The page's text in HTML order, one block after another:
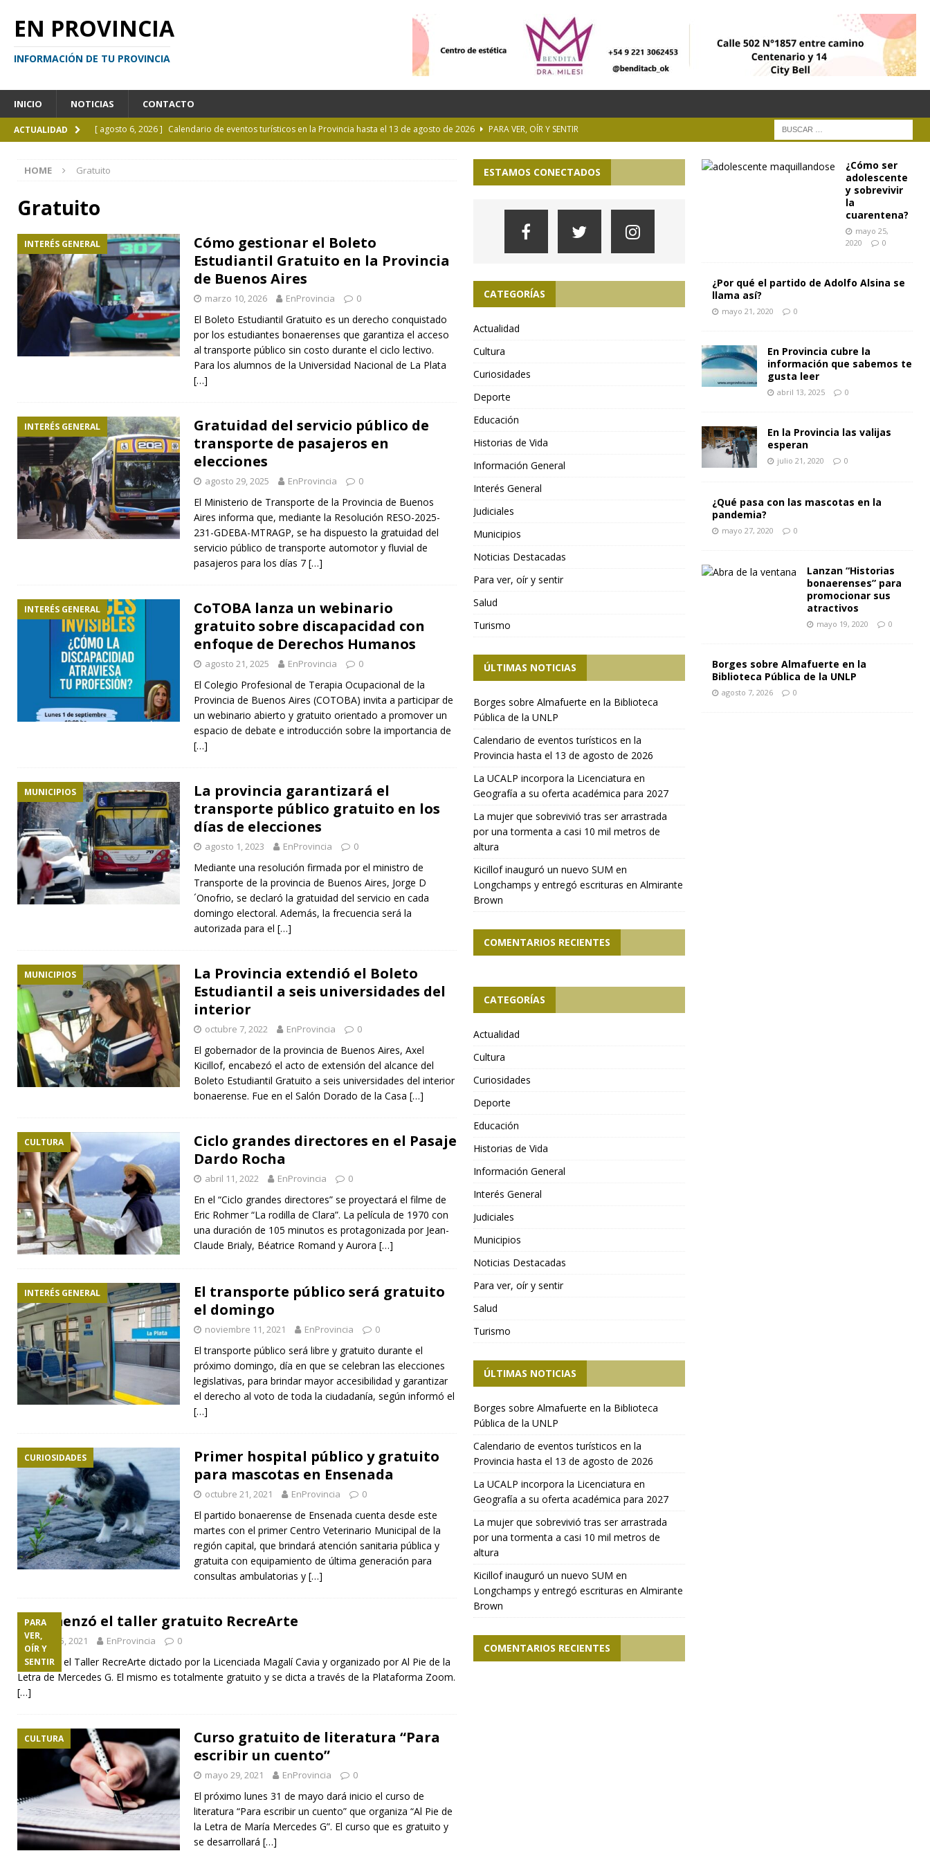
EN PROVINCIA
INFORMACIÓN DE TU PROVINCIA
INICIO NOTICIAS CONTACTO
ACTUALIDAD [ agosto 6, 2026 ] Calendario de eventos turísticos en la Provincia hasta el 13 de agosto de 2026
PARA VER, OÍR Y SENTIR
[ agosto 5, 2026 ]
La mujer que sobrevivió tras ser arrastrada por una tormenta a casi 10 mil metros de altura
MUNICIPIOS
[ agosto 7, 2026 ] Borges sobre Almafuerte en la Biblioteca Pública de la UNLP
HOME Gratuito
Gratuito
INTERÉS GENERAL
Cómo gestionar el Boleto
Estudiantil Gratuito en la Provincia
de Buenos Aires
marzo 10, 2026 EnProvincia 0
El Boleto Estudiantil Gratuito es un derecho conquistado
por los estudiantes bonaerenses que garantiza el acceso
al transporte público sin costo durante el ciclo lectivo.
Para los alumnos de la Universidad Nacional de La Plata
[…]
INTERÉS GENERAL
Gratuidad del servicio público de
transporte de pasajeros en
elecciones
agosto 29, 2025 EnProvincia 0
El Ministerio de Transporte de la Provincia de Buenos
Aires informa que, mediante la Resolución RESO-2025-
231-GDEBA-MTRAGP, se ha dispuesto la gratuidad del
servicio público de transporte automotor y fluvial de
pasajeros para los días 7 […]
INTERÉS GENERAL
CoTOBA lanza un webinario
gratuito sobre discapacidad con
enfoque de Derechos Humanos
agosto 21, 2025 EnProvincia 0
El Colegio Profesional de Terapia Ocupacional de la
Provincia de Buenos Aires (COTOBA) invita a participar de
un webinario abierto y gratuito orientado a promover un
espacio de debate e introducción sobre la importancia de
[…]
MUNICIPIOS
La provincia garantizará el
transporte público gratuito en los
días de elecciones
agosto 1, 2023 EnProvincia 0
Mediante una resolución firmada por el ministro de
Transporte de la provincia de Buenos Aires, Jorge D
´Onofrio, se declaró la gratuidad del servicio en cada
domingo electoral. Además, la frecuencia será la
autorizada para el […]
MUNICIPIOS
La Provincia extendió el Boleto
Estudiantil a seis universidades del
interior
octubre 7, 2022 EnProvincia 0
El gobernador de la provincia de Buenos Aires, Axel
Kicillof, encabezó el acto de extensión del alcance del
Boleto Estudiantil Gratuito a seis universidades del interior
bonaerense. Fue en el Salón Dorado de la Casa […]
CULTURA
Ciclo grandes directores en el Pasaje
Dardo Rocha
abril 11, 2022 EnProvincia 0
En el “Ciclo grandes directores” se proyectará el filme de
Eric Rohmer “La rodilla de Clara”. La película de 1970 con
una duración de 105 minutos es protagonizada por Jean-
Claude Brialy, Béatrice Romand y Aurora […]
INTERÉS GENERAL
El transporte público será gratuito
el domingo
noviembre 11, 2021 EnProvincia 0
El transporte público será libre y gratuito durante el
próximo domingo, día en que se celebran las elecciones
legislativas, para brindar mayor accesibilidad y garantizar
el derecho al voto de toda la ciudadanía, según informó el
[…]
CURIOSIDADES
Primer hospital público y gratuito
para mascotas en Ensenada
octubre 21, 2021 EnProvincia 0
El partido bonaerense de Ensenada cuenta desde este
martes con el primer Centro Veterinario Municipal de la
región capital, que brindará atención sanitaria pública y
gratuita con equipamiento de última generación para
consultas ambulatorias y […]
PARA
VER,
OÍR Y
SENTIR
Comenzó el taller gratuito RecreArte
agosto 5, 2021 EnProvincia 0
Comenzó el Taller RecreArte dictado por la Licenciada Magalí Cavia y organizado por Al Pie de la
Letra de Mercedes G. El mismo es totalmente gratuito y se dicta a través de la Plataforma Zoom.
[…]
CULTURA
Curso gratuito de literatura “Para
escribir un cuento”
mayo 29, 2021 EnProvincia 0
El próximo lunes 31 de mayo dará inicio el curso de
literatura “Para escribir un cuento” que organiza “Al Pie de
la Letra de María Mercedes G”. El curso que es gratuito y
se desarrollará […]
ESTAMOS CONECTADOS
CATEGORÍAS
Actualidad
Cultura
Curiosidades
Deporte
Educación
Historias de Vida
Información General
Interés General
Judiciales
Municipios
Noticias Destacadas
Para ver, oír y sentir
Salud
Turismo
ÚLTIMAS NOTICIAS
Borges sobre Almafuerte en la Biblioteca
Pública de la UNLP
Calendario de eventos turísticos en la
Provincia hasta el 13 de agosto de 2026
La UCALP incorpora la Licenciatura en
Geografía a su oferta académica para 2027
La mujer que sobrevivió tras ser arrastrada
por una tormenta a casi 10 mil metros de
altura
Kicillof inauguró un nuevo SUM en
Longchamps y entregó escrituras en Almirante
Brown
COMENTARIOS RECIENTES
CATEGORÍAS
Actualidad
Cultura
Curiosidades
Deporte
Educación
Historias de Vida
Información General
Interés General
Judiciales
Municipios
Noticias Destacadas
Para ver, oír y sentir
Salud
Turismo
ÚLTIMAS NOTICIAS
Borges sobre Almafuerte en la Biblioteca
Pública de la UNLP
Calendario de eventos turísticos en la
Provincia hasta el 13 de agosto de 2026
La UCALP incorpora la Licenciatura en
Geografía a su oferta académica para 2027
La mujer que sobrevivió tras ser arrastrada
por una tormenta a casi 10 mil metros de
altura
Kicillof inauguró un nuevo SUM en
Longchamps y entregó escrituras en Almirante
Brown
COMENTARIOS RECIENTES
¿Cómo ser
adolescente
y sobrevivir
la
cuarentena?
mayo 25,
2020
0
¿Por qué el partido de Adolfo Alsina se
llama así?
mayo 21, 2020 0
En Provincia cubre la
información que sabemos te
gusta leer
abril 13, 2025 0
En la Provincia las valijas
esperan
julio 21, 2020 0
¿Qué pasa con las mascotas en la
pandemia?
mayo 27, 2020 0
Lanzan “Historias
bonaerenses” para
promocionar sus
atractivos
mayo 19, 2020 0
Borges sobre Almafuerte en la
Biblioteca Pública de la UNLP
agosto 7, 2026 0